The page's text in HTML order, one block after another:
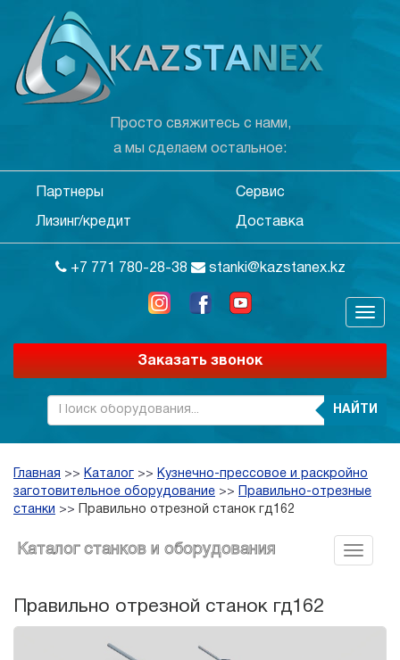
Просто свяжитесь с нами,
а мы сделаем остальное:
Партнеры Сервис
Лизинг/кредит Доставка
+7 771 780-28-38 stanki@kazstanex.kz
Заказать звонок
НАЙТИ
Главная >> Каталог >> Кузнечно-прессовое и раскройно
заготовительное оборудование >>
Правильно-отрезные
станки >> Правильно отрезной станок гд162
Каталог станков и оборудования
Правильно отрезной станок гд162